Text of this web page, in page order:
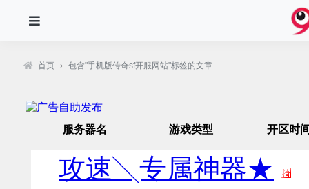
首页 › 包含"手机版传奇sf开服网站"标签的文章